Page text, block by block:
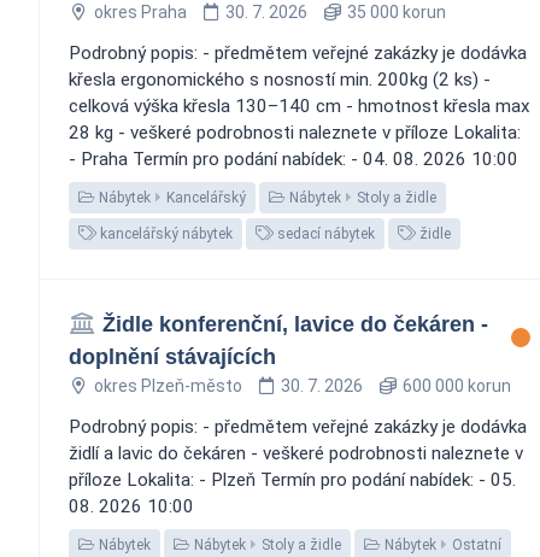
okres Praha 30. 7. 2026 35 000 korun
Podrobný popis: - předmětem veřejné zakázky je dodávka
křesla ergonomického s nosností min. 200kg (2 ks) -
celková výška křesla 130–140 cm - hmotnost křesla max
28 kg - veškeré podrobnosti naleznete v příloze Lokalita:
- Praha Termín pro podání nabídek: - 04. 08. 2026 10:00
Nábytek Kancelářský Nábytek Stoly a židle
kancelářský nábytek sedací nábytek židle
Židle konferenční, lavice do čekáren -
doplnění stávajících
okres Plzeň-město 30. 7. 2026 600 000 korun
Podrobný popis: - předmětem veřejné zakázky je dodávka
židlí a lavic do čekáren - veškeré podrobnosti naleznete v
příloze Lokalita: - Plzeň Termín pro podání nabídek: - 05.
08. 2026 10:00
Nábytek Nábytek Stoly a židle Nábytek Ostatní